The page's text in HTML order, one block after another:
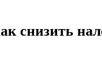
снизить